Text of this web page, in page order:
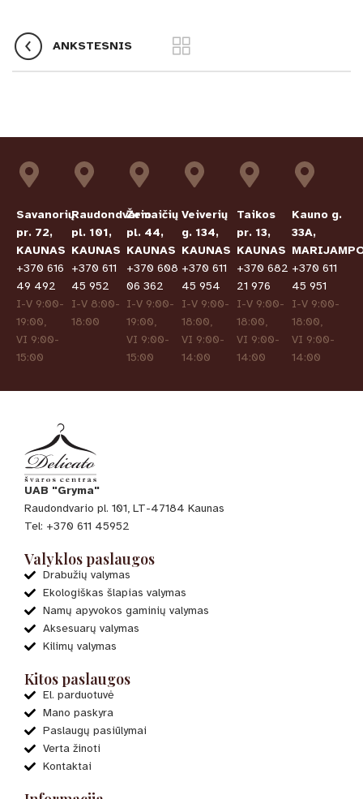
ANKSTESNIS
Savanorių
pr. 72,
KAUNAS
+370 616
49 492
I-V 9:00-
19:00,
VI 9:00-
15:00
Raudondvario
pl. 101,
KAUNAS
+370 611
45 952
I-V 8:00-
18:00
Žemaičių
pl. 44,
KAUNAS
+370 608
06 362
I-V 9:00-
19:00,
VI 9:00-
15:00
Veiverių
g. 134,
KAUNAS
+370 611
45 954
I-V 9:00-
18:00,
VI 9:00-
14:00
Taikos
pr. 13,
KAUNAS
+370 682
21 976
I-V 9:00-
18:00,
VI 9:00-
14:00
Kauno g.
33A,
+370 611
45 951
I-V 9:00-
18:00,
VI 9:00-
14:00
UAB "Gryma"
Raudondvario pl. 101, LT-47184 Kaunas
Tel: +370 611 45952
Valyklos paslaugos
Drabužių valymas
Ekologiškas šlapias valymas
Namų apyvokos gaminių valymas
Aksesuarų valymas
Kilimų valymas
Kitos paslaugos
El. parduotuvė
Mano paskyra
Paslaugų pasiūlymai
Verta žinoti
Kontaktai